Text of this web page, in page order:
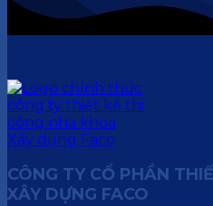
CÔNG TY CỔ PHẦN
XÂY DỰNG FACO